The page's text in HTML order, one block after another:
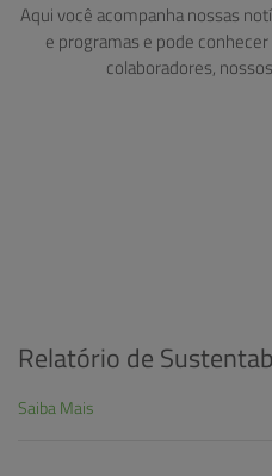
Aqui você acompanha nossas
e programas e pode
colaboradores,
Relatório de
Saiba Mais